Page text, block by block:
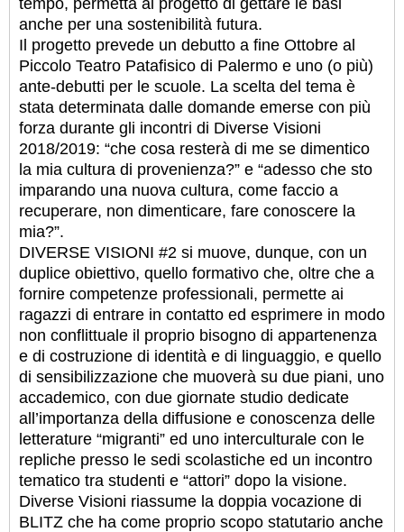
anche per una sostenibilità futura.
Il progetto prevede un debutto a fine Ottobre al
Piccolo Teatro Patafisico di Palermo e uno (o più)
ante-debutti per le scuole. La scelta del tema è
stata determinata dalle domande emerse con più
forza durante gli incontri di Diverse Visioni
2018/2019: “che cosa resterà di me se dimentico
la mia cultura di provenienza?” e “adesso che sto
imparando una nuova cultura, come faccio a
recuperare, non dimenticare, fare conoscere la
mia?”.
DIVERSE VISIONI #2 si muove, dunque, con un
duplice obiettivo, quello formativo che, oltre che a
fornire competenze professionali, permette ai
ragazzi di entrare in contatto ed esprimere in modo
non conflittuale il proprio bisogno di appartenenza
e di costruzione di identità e di linguaggio, e quello
di sensibilizzazione che muoverà su due piani, uno
accademico, con due giornate studio dedicate
all’importanza della diffusione e conoscenza delle
letterature “migranti” ed uno interculturale con le
repliche presso le sedi scolastiche ed un incontro
tematico tra studenti e “attori” dopo la visione.
Diverse Visioni riassume la doppia vocazione di
BLITZ che ha come proprio scopo statutario anche